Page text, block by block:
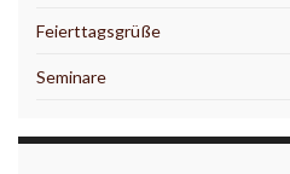
Feierttagsgrüße
Seminare